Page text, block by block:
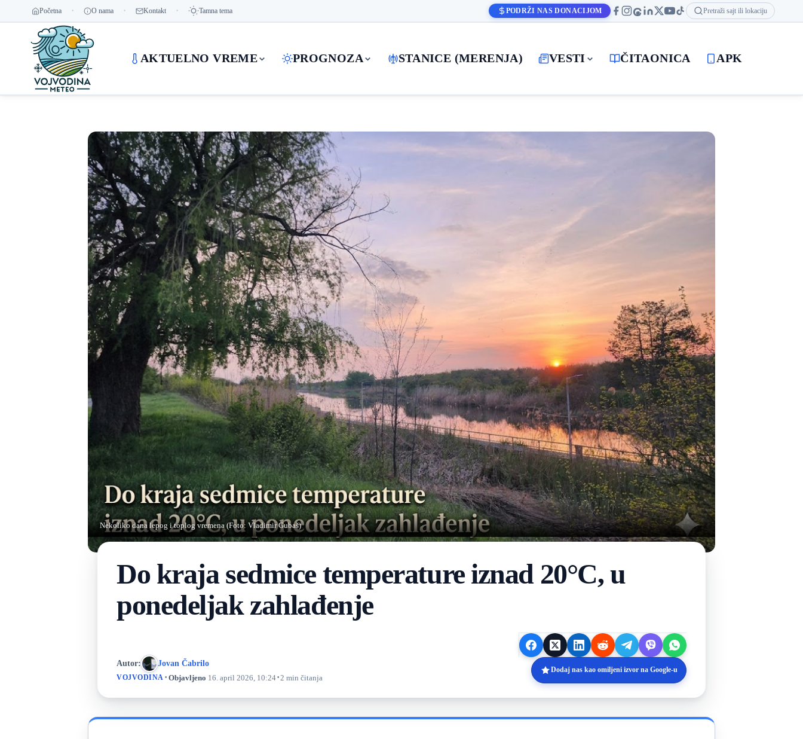
Početna O nama Kontakt Tamna tema PODRŽI NAS DONACIJOM Pretraži sajt ili lokaciju
AKTUELNO VREME PROGNOZA STANICE (MERENJA) VESTI ČITAONICA APK
Nekoliko dana lepog i toplog vremena (Foto: Vladimir Gubaš)
Do kraja sedmice temperature iznad 20°C, u
ponedeljak zahlađenje
Autor: Jovan Čabrilo
VOJVODINA · Objavljeno 16. april 2026, 10:24· 2 min čitanja
Dodaj nas kao omiljeni izvor na Google-u